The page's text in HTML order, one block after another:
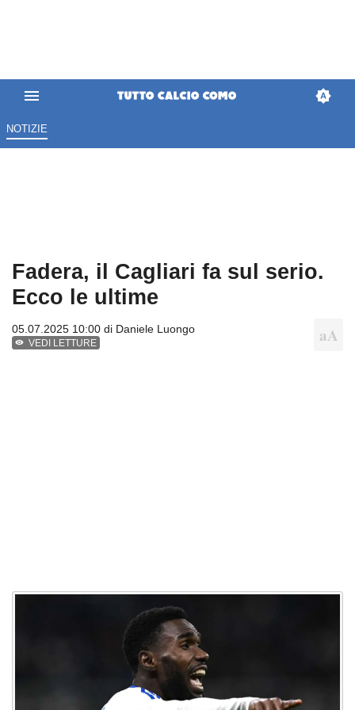
NOTIZIE
Fadera, il Cagliari fa sul serio.
Ecco le ultime
05.07.2025 10:00 di Daniele Luongo
VEDI LETTURE